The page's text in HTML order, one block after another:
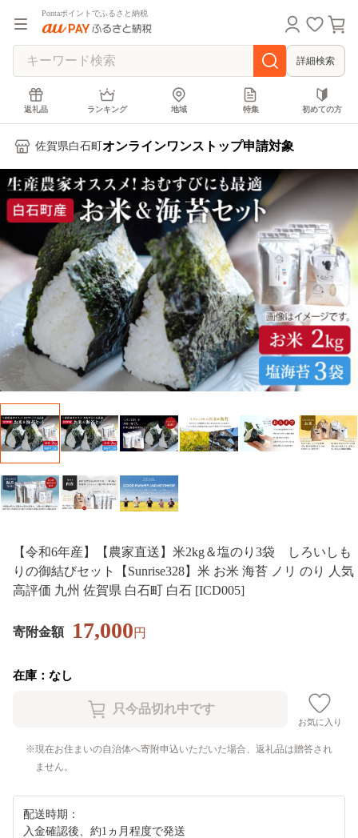
Pontaポイントでふるさと納税
詳細検索
返礼品 ランキング 地域 特集 初めての方
佐賀県白石町 オンラインワンストップ申請対象
【令和6年産】【農家直送】米2kg＆塩のり3袋 しろいしも
りの御結びセット【Sunrise328】米 お米 海苔 ノリ のり 人気
高評価 九州 佐賀県 白石町 白石 [ICD005]
寄附金額 17,000円
在庫：なし
お気に入り
現在お住まいの自治体へ寄附申込いただいた場合、返礼品は贈答され
ません。
配送時期：
入金確認後、約1ヵ月程度で発送